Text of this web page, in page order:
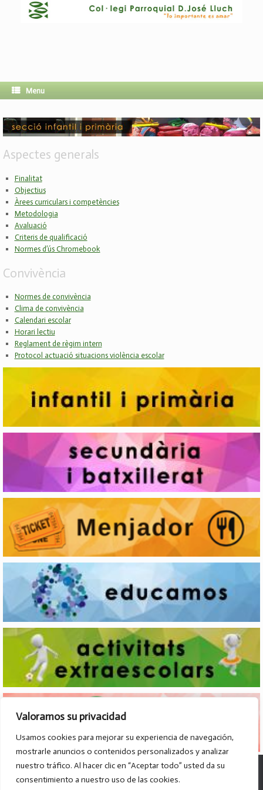
Valoramos su privacidad
Usamos cookies para mejorar su experiencia de navegación,
mostrarle anuncios o contenidos personalizados y analizar
nuestro tráfico. Al hacer clic en “Aceptar todo” usted da su
consentimiento a nuestro uso de las cookies.
Menu
Aspectes generals
Finalitat
Objectius
Àrees curriculars i competències
Metodologia
Avaluació
Criteris de qualificació
Normes d’ús Chromebook
Convivència
Normes de convivència
Clima de convivència
Calendari escolar
Horari lectiu
Reglament de règim intern
Protocol actuació situacions violència escolar
© Col·legi Parroquial D. José Lluch - 2026